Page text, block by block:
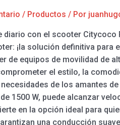
/ Productos / Por
diario con el scooter
¡la solución definitiva para
de equipos de movilidad de
el estilo, la
de los amantes
1500 W, puede alcanzar
en la opción ideal para
una conducción